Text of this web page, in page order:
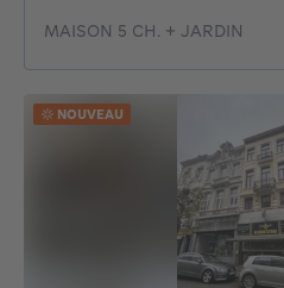
MAISON 5 CH. + JARDIN
NOUVEAU